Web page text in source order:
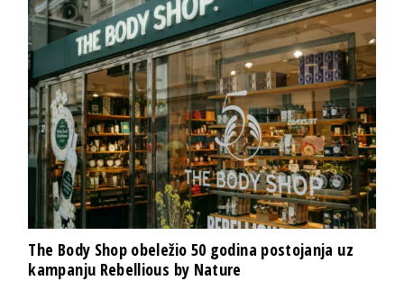
The Body Shop obeležio 50 godina postojanja uz
kampanju Rebellious by Nature